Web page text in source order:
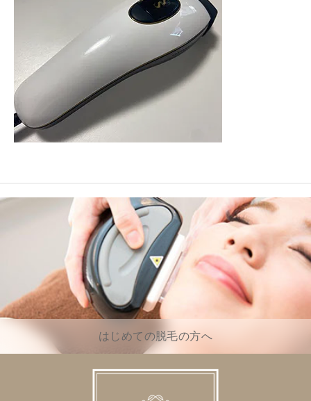
はじめての脱毛の方へ